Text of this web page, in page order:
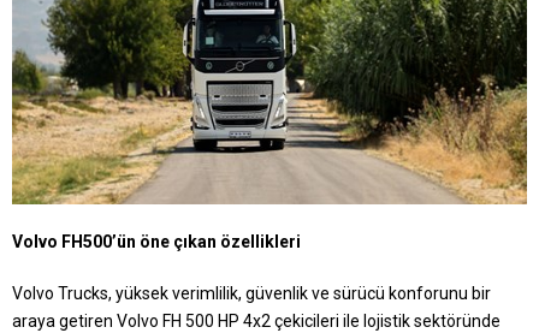
Volvo FH500’ün öne çıkan özellikleri
Volvo Trucks, yüksek verimlilik, güvenlik ve sürücü konforunu bir
araya getiren Volvo FH 500 HP 4x2 çekicileri ile lojistik sektöründe